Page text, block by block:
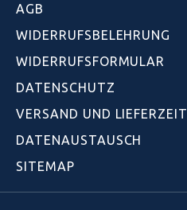
AGB
WIDERRUFSBELEHRUNG
WIDERRUFSFORMULAR
DATENSCHUTZ
VERSAND UND LIEFERZEIT
DATENAUSTAUSCH
SITEMAP